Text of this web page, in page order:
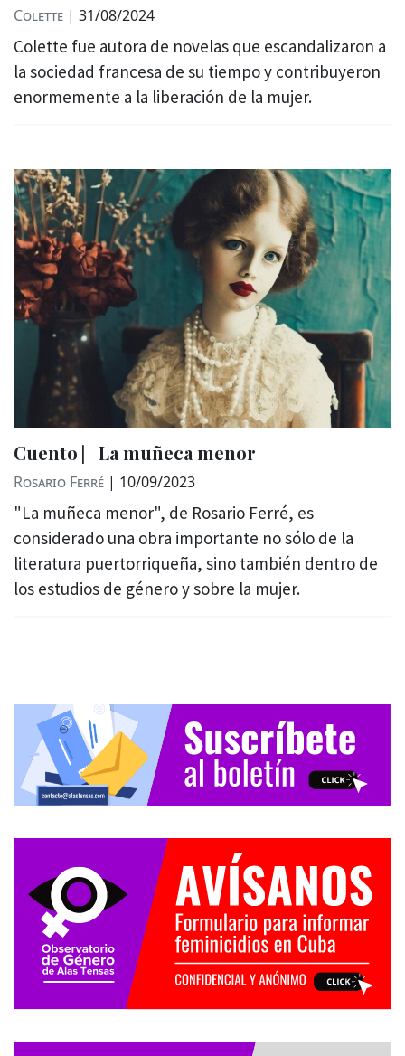
Colette | 31/08/2024
Colette fue autora de novelas que escandalizaron a
la sociedad francesa de su tiempo y contribuyeron
enormemente a la liberación de la mujer.
Cuento ⎸La muñeca menor
Rosario Ferré | 10/09/2023
"La muñeca menor", de Rosario Ferré, es
considerado una obra importante no sólo de la
literatura puertorriqueña, sino también dentro de
los estudios de género y sobre la mujer.